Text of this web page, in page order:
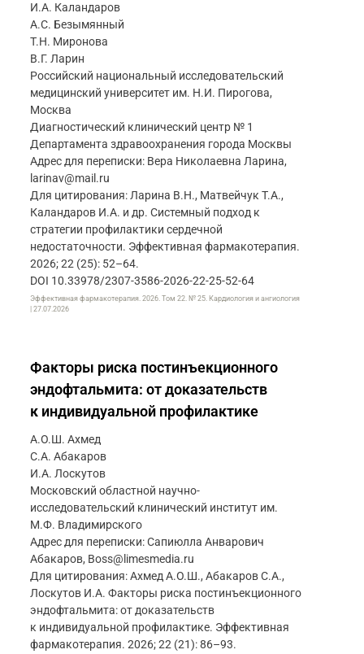
И.А. Каландаров
А.С. Безымянный
Т.Н. Миронова
В.Г. Ларин
Российский национальный исследовательский
медицинский университет им. Н.И. Пирогова,
Москва
Диагностический клинический центр № 1
Департамента здравоохранения города Москвы
Адрес для переписки: Вера Николаевна Ларина,
larinav@mail.ru
Для цитирования: Ларина В.Н., Матвейчук Т.А.,
Каландаров И.А. и др. Системный подход к
стратегии профилактики сердечной
недостаточности. Эффективная фармакотерапия.
2026; 22 (25): 52–64.
DOI 10.33978/2307-3586-2026-22-25-52-64
Эффективная фармакотерапия. 2026. Том 22. № 25. Кардиология и ангиология
| 27.07.2026
Факторы риска постинъекционного
эндофтальмита: от доказательств
к индивидуальной профилактике
А.О.Ш. Ахмед
С.А. Абакаров
И.А. Лоскутов
Московский областной научно-
исследовательский клинический институт им.
М.Ф. Владимирского
Адрес для переписки: Сапиюлла Анварович
Абакаров, Boss@limesmedia.ru
Для цитирования: Ахмед А.О.Ш., Абакаров С.А.,
Лоскутов И.А. Факторы риска постинъекционного
эндофтальмита: от доказательств
к индивидуальной профилактике. Эффективная
фармакотерапия. 2026; 22 (21): 86–93.